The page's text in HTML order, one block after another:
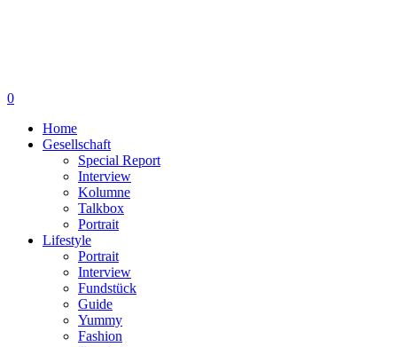
0
Home
Gesellschaft
Special Report
Interview
Kolumne
Talkbox
Portrait
Lifestyle
Portrait
Interview
Fundstück
Guide
Yummy
Fashion